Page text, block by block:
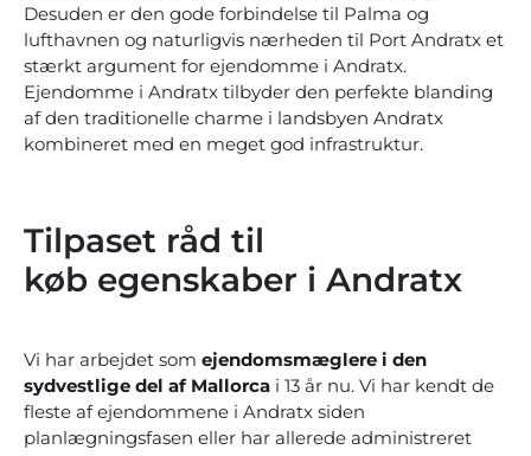
Desuden er den gode forbindelse til Palma og
lufthavnen og naturligvis nærheden til Port Andratx et
stærkt argument for ejendomme i Andratx.
Ejendomme i Andratx tilbyder den perfekte blanding
af den traditionelle charme i landsbyen Andratx
kombineret med en meget god infrastruktur.
Tilpaset råd til
køb egenskaber i Andratx
Vi har arbejdet som ejendomsmæglere i den
sydvestlige del af Mallorca i 13 år nu. Vi har kendt de
fleste af ejendommene i Andratx siden
planlægningsfasen eller har allerede administreret